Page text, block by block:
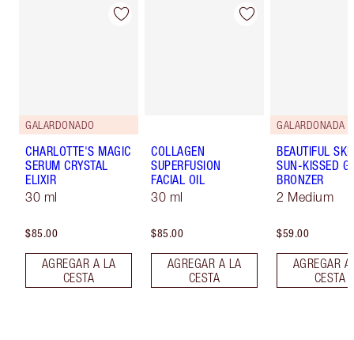
GALARDONADO
CHARLOTTE'S MAGIC
SERUM CRYSTAL
ELIXIR
30 ml
$85.00
AGREGAR A LA
CESTA
COLLAGEN
SUPERFUSION
FACIAL OIL
30 ml
$85.00
AGREGAR A LA
CESTA
GALARDONADA
BEAUTIFUL
SUN-KISSED
BRONZER
2 Medium
$59.00
AGREGAR
CESTA